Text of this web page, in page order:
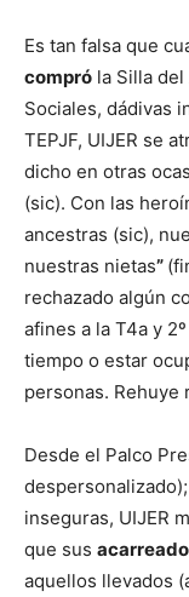
Es tan falsa que
compró la Silla
Sociales, dádivas
TEPJF, UIJER se
dicho en otras
(sic). Con las
ancestras (sic),
nuestras nietas”
rechazado algún
afines a la T4a y
tiempo o estar
personas. Rehuye
Desde el Palco
inseguras, UIJER
que sus
aquellos llevados